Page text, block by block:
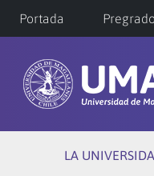
Portada
LA